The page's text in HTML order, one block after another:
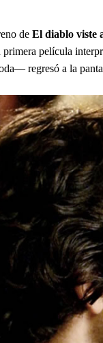
de El diablo viste
primera película
regresó a la